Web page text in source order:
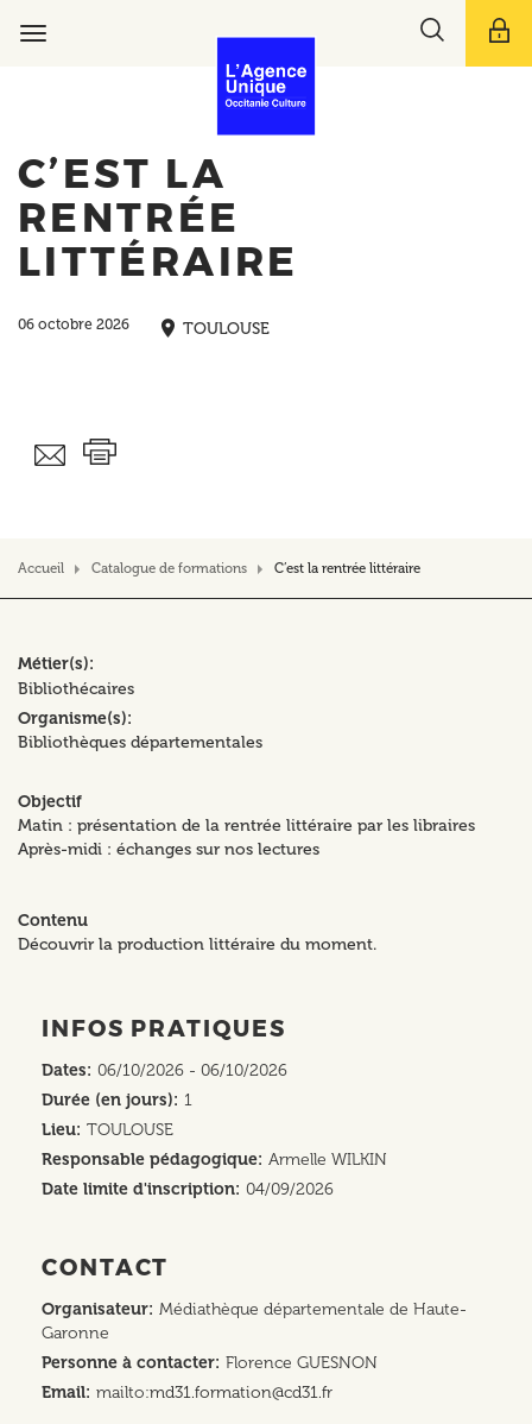
Toggle
C’EST LA
RENTRÉE
LITTÉRAIRE
06 octobre 2026 TOULOUSE
Accueil Catalogue de formations C’est la rentrée littéraire
Métier(s)
Bibliothécaires
Organisme(s)
Bibliothèques départementales
Objectif
Matin : présentation de la rentrée littéraire par les libraires
Après-midi : échanges sur nos lectures
Contenu
Découvrir la production littéraire du moment.
INFOS PRATIQUES
Dates 06/10/2026 - 06/10/2026
Durée (en jours)
1
Lieu TOULOUSE
Responsable pédagogique Armelle WILKIN
Date limite d'inscription 04/09/2026
CONTACT
Organisateur Médiathèque départementale de Haute-
Garonne
Personne à contacter Florence GUESNON
Email mailto:md31.formation@cd31.fr